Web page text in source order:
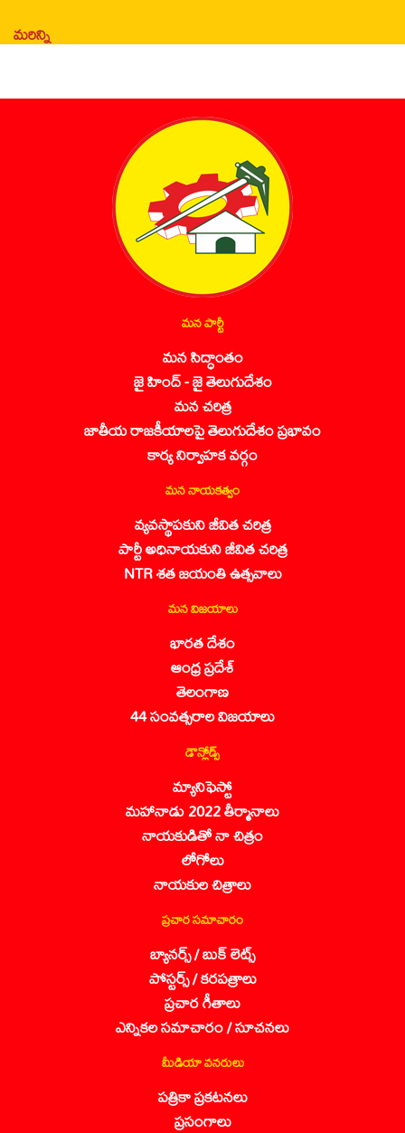
మరిన్ని
మన పార్టీ
మన సిద్ధాంతం
జై హింద్ - జై తెలుగుదేశం
మన చరిత్ర
జాతీయ రాజకీయాలపై తెలుగుదేశం ప్రభావం
కార్య నిర్వాహక వర్గం
మన నాయకత్వం
వ్యవస్థాపకుని జీవిత చరిత్ర
పార్టీ అధినాయకుని జీవిత చరిత్ర
NTR శత జయంతి ఉత్సవాలు
మన విజయాలు
భారత దేశం
ఆంధ్ర ప్రదేశ్
తెలంగాణ
44 సంవత్సరాల విజయాలు
డౌన్లోడ్స్
మ్యానిఫెస్టో
మహానాడు 2022 తీర్మానాలు
నాయకుడితో నా చిత్రం
లోగోలు
నాయకుల చిత్రాలు
ప్రచార సమాచారం
బ్యానర్స్ / బుక్ లెట్స్
పోస్టర్స్ / కరపత్రాలు
ప్రచార గీతాలు
ఎన్నికల సమాచారం / సూచనలు
మీడియా వనరులు
పత్రికా ప్రకటనలు
ప్రసంగాలు